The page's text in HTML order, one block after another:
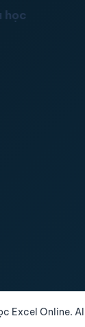
học
Excel Online.